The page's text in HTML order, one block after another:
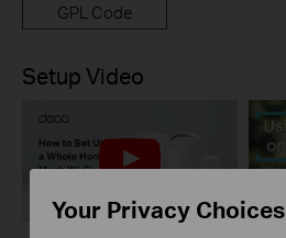
GPL Code
Setup Video
Your Privacy Choices